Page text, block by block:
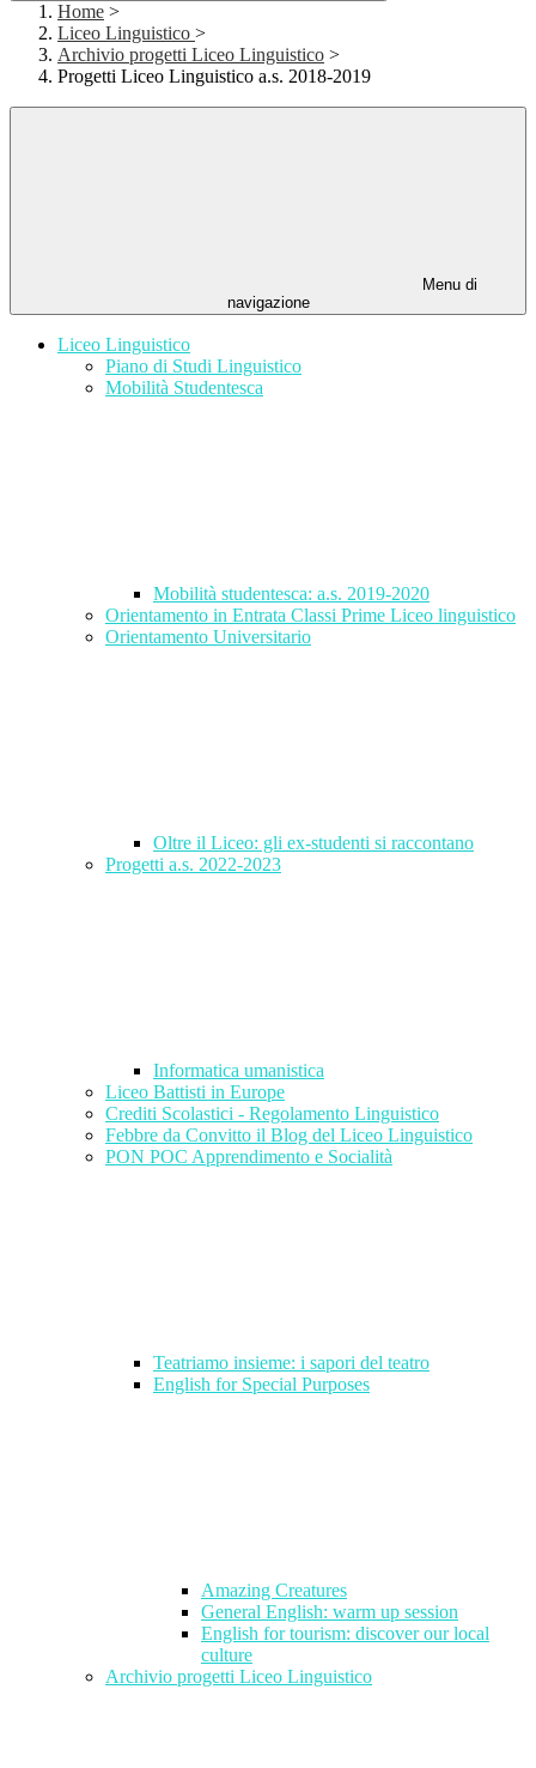
Home >
Liceo Linguistico >
Archivio progetti Liceo Linguistico >
Progetti Liceo Linguistico a.s. 2018-2019
Menu di
navigazione
Liceo Linguistico
Piano di Studi Linguistico
Mobilità Studentesca
Mobilità studentesca: a.s. 2019-2020
Orientamento in Entrata Classi Prime Liceo linguistico
Orientamento Universitario
Oltre il Liceo: gli ex-studenti si raccontano
Progetti a.s. 2022-2023
Informatica umanistica
Liceo Battisti in Europe
Crediti Scolastici - Regolamento Linguistico
Febbre da Convitto il Blog del Liceo Linguistico
PON POC Apprendimento e Socialità
Teatriamo insieme: i sapori del teatro
English for Special Purposes
Amazing Creatures
General English: warm up session
English for tourism: discover our local
culture
Archivio progetti Liceo Linguistico